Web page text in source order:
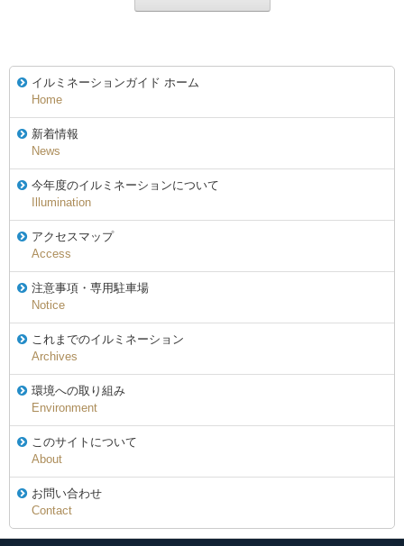
イルミネーションガイド ホーム
Home
新着情報
News
今年度のイルミネーションについて
Illumination
アクセスマップ
Access
注意事項・専用駐車場
Notice
これまでのイルミネーション
Archives
環境への取り組み
Environment
このサイトについて
About
お問い合わせ
Contact